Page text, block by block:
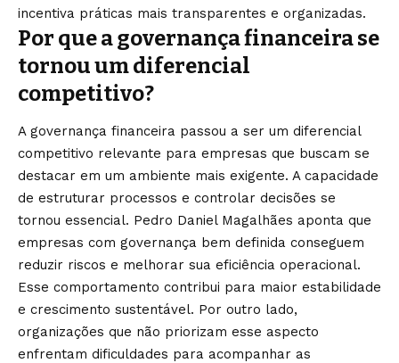
incentiva práticas mais transparentes e organizadas.
Por que a governança financeira se
tornou um diferencial
competitivo?
A governança financeira passou a ser um diferencial
competitivo relevante para empresas que buscam se
destacar em um ambiente mais exigente. A capacidade
de estruturar processos e controlar decisões se
tornou essencial. Pedro Daniel Magalhães aponta que
empresas com governança bem definida conseguem
reduzir riscos e melhorar sua eficiência operacional.
Esse comportamento contribui para maior estabilidade
e crescimento sustentável. Por outro lado,
organizações que não priorizam esse aspecto
enfrentam dificuldades para acompanhar as